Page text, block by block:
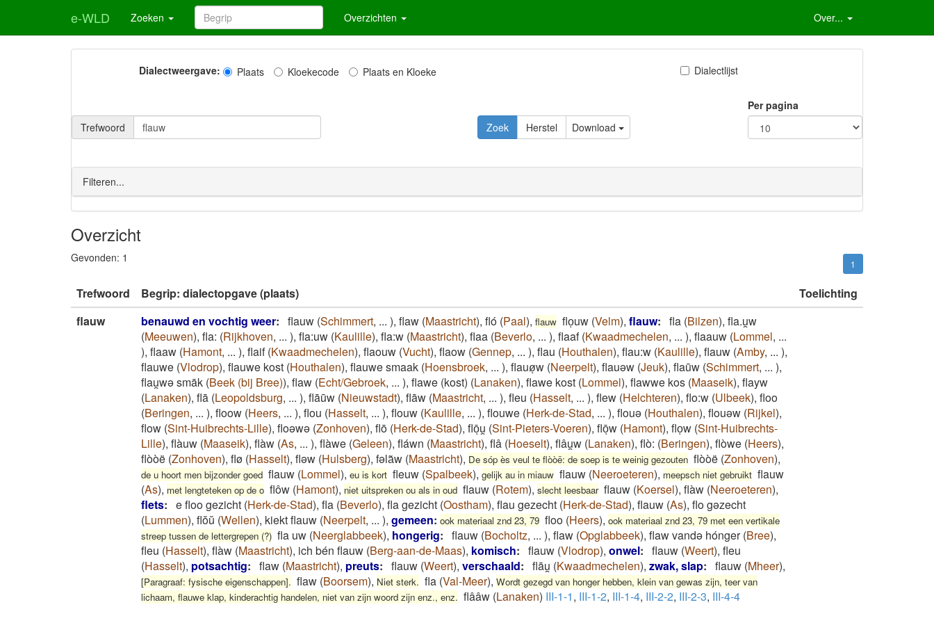
e-WLD Zoeken Overzichten Over...
Dialectweergave: Plaats Kloekecode Plaats en Kloeke Dialectlijst
Trefwoord Download
Per pagina
Filteren...
Overzicht
Gevonden: 1 1
Trefwoord Begrip: dialectopgave (plaats)
Toelichting
flauw
benauwd en vochtig weer: flauw (Schimmert, ... ), flaw (Maastricht), fló (Paal), flauw floͅuw (Velm), flauw: fla (Bilzen), fla.u̯w
(Meeuwen), fla: (Rijkhoven, ... ), fla:uw (Kaulille), fla:w (Maastricht), flaa (Beverlo, ... ), flaaf(Kwaadmechelen, ... ), flaauw (Lommel, ...
), flaaw (Hamont, ... ), flaif(Kwaadmechelen), flaouw (Vucht), flaow (Gennep, ... ), flau (Houthalen), flau:w (Kaulille), flauw (Amby, ... ),
flauwe (Vlodrop), flauwe kost (Houthalen), flauwe smaak (Hoensbroek, ... ), flauøͅw (Neerpelt), flauəw (Jeuk), flaūw (Schimmert, ... ),
flau̯wə smāk (Beek (bij Bree)), flaw (Echt/Gebroek, ... ), flawe (kost) (Lanaken), flawe kost (Lommel), flawwe kos (Maaseik), flayw
(Lanaken), flā (Leopoldsburg, ... ), flāūw (Nieuwstadt), flāw (Maastricht, ... ), fleu (Hasselt, ... ), flew (Helchteren), flo:w (Ulbeek), floo
(Beringen, ... ), floow (Heers, ... ), flou (Hasselt, ... ), flouw (Kaulille, ... ), flouwe (Herk-de-Stad, ... ), flouə (Houthalen), flouəw (Rijkel),
flow (Sint-Huibrechts-Lille), floəwə (Zonhoven), flō (Herk-de-Stad), flōͅu̯ (Sint-Pieters-Voeren), flōͅw (Hamont), floͅw (Sint-Huibrechts-
Lille), flàuw (Maaseik), flàw (As, ... ), flàwe (Geleen), fláwn (Maastricht), flâ (Hoeselt), flâu̯w (Lanaken), flò: (Beringen), flòwe (Heers),
flòòë (Zonhoven), flø (Hasselt), fləw (Hulsberg), fəla͂w (Maastricht), De sóp ès veul te flòòë: de soep is te weinig gezouten flòòë (Zonhoven),
de u hoort men bijzonder goed flauw (Lommel), eu is kort fleuw (Spalbeek), gelijk au in miauw flauw (Neeroeteren), meepsch niet gebruikt flauw
(As), met lengteteken op de o flôw (Hamont), niet uitspreken ou als in oud flauw (Rotem), slecht leesbaar flauw (Koersel), flàw (Neeroeteren),
flets: e floo gezicht (Herk-de-Stad), fla (Beverlo), fla gezicht (Oostham), flau gezecht (Herk-de-Stad), flauw (As), flo gəzecht
(Lummen), flŏŭ (Wellen), kiekt flauw (Neerpelt, ... ), gemeen: ook materiaal znd 23, 79 floo (Heers), ook materiaal znd 23, 79 met een vertikale
streep tussen de lettergrepen (?) fla uw (Neerglabbeek), hongerig: flauw (Bocholtz, ... ), flaw (Opglabbeek), flaw vandə hónger(Bree),
fleu (Hasselt), flàw (Maastricht), ich bén flauw (Berg-aan-de-Maas), komisch: flauw (Vlodrop), onwel: flauw (Weert), fleu
(Hasselt), potsachtig: flaw (Maastricht), preuts: flauw (Weert), verschaald: flāu̯ (Kwaadmechelen), zwak, slap: flauw (Mheer),
[Paragraaf: fysische eigenschappen]. flaw (Boorsem), Niet sterk. fla (Val-Meer), Wordt gezegd van honger hebben, klein van gewas zijn, teer van
lichaam, flauwe klap, kinderachtig handelen, niet van zijn woord zijn enz., enz. flââw (Lanaken) III-1-1, III-1-2, III-1-4, III-2-2, III-2-3, III-4-4